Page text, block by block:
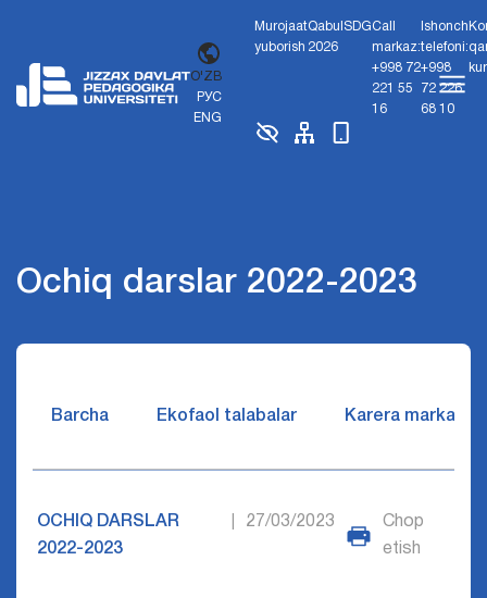
O'ZB
РУС
ENG
Murojaat
yuborish
Qabul
2026
SDGCall
markaz:
+998 72
221 55
16
Ishonch
telefoni:
+998
72 226
68 10
Ochiq darslar 2022-2023
Barcha Ekofaol talabalar Karera markazi
OCHIQ DARSLAR
2022-2023
27/03/2023
Chop
etish